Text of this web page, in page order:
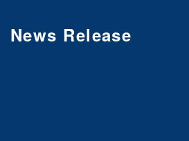
News Release